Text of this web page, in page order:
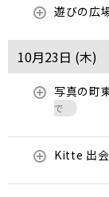
遊びの広
10月23日 (木)
写真の町
で
Kitte 出